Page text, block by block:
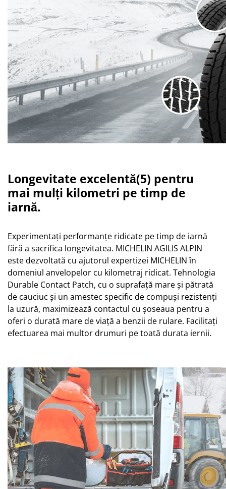
Longevitate excelentă(5) pentru
mai mulți kilometri pe timp de
iarnă.
Experimentați performanțe ridicate pe timp de iarnă
fără a sacrifica longevitatea. MICHELIN AGILIS ALPIN
este dezvoltată cu ajutorul expertizei MICHELIN în
domeniul anvelopelor cu kilometraj ridicat. Tehnologia
Durable Contact Patch, cu o suprafață mare și pătrată
de cauciuc și un amestec specific de compuși rezistenți
la uzură, maximizează contactul cu șoseaua pentru a
oferi o durată mare de viață a benzii de rulare. Facilitați
efectuarea mai multor drumuri pe toată durata iernii.